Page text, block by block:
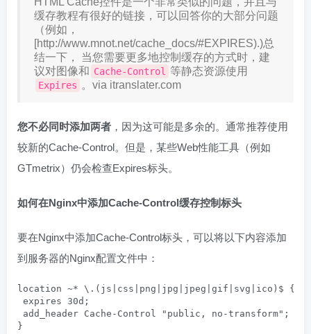
缓存教程有很好的链接，可以回答你的大部分问题
（例如，
[http://www.mnot.net/cache_docs/#EXPIRES).)总
结一下， 当您需要更多地控制缓存的方式时，建
议对图像和 Cache-Control 等静态资源使用
Expires 。via itranslater.com
您不必同时添加两者 ，因为这可能是多余的。通常推荐使用
较新的Cache-Control。但是，某些Web性能工具（例如
GTmetrix）仍会检查Expires标头。
如何在Nginx中添加Cache-Control缓存控制标头
要在Nginx中添加Cache-Control标头，可以将以下内容添加
到服务器的Nginx配置文件中：
location ~* \.(js|css|png|jpg|jpeg|gif|svg|ico)$ {
expires 30d;
add_header Cache-Control "public, no-transform";
}